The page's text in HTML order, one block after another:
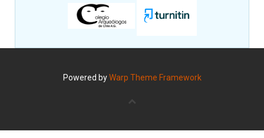
Powered byWarp Theme Framework